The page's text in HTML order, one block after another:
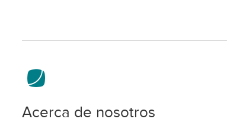
Acerca de nosotros